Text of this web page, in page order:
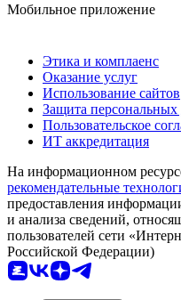
Мобильное приложение
Этика и комплаенс
Оказание услуг
Использование сайтов
Защита
Пользовательское
ИТ аккредитация
На информационном
рекомендательные
предоставления
и анализа сведений,
пользователей сети
Российской Федерации)